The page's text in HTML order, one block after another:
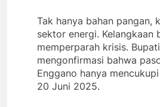
Tak hanya bahan pangan,
sektor energi. Kelangkaan
memperparah krisis.
mengonfirmasi bahwa
Enggano hanya
20 Juni 2025.